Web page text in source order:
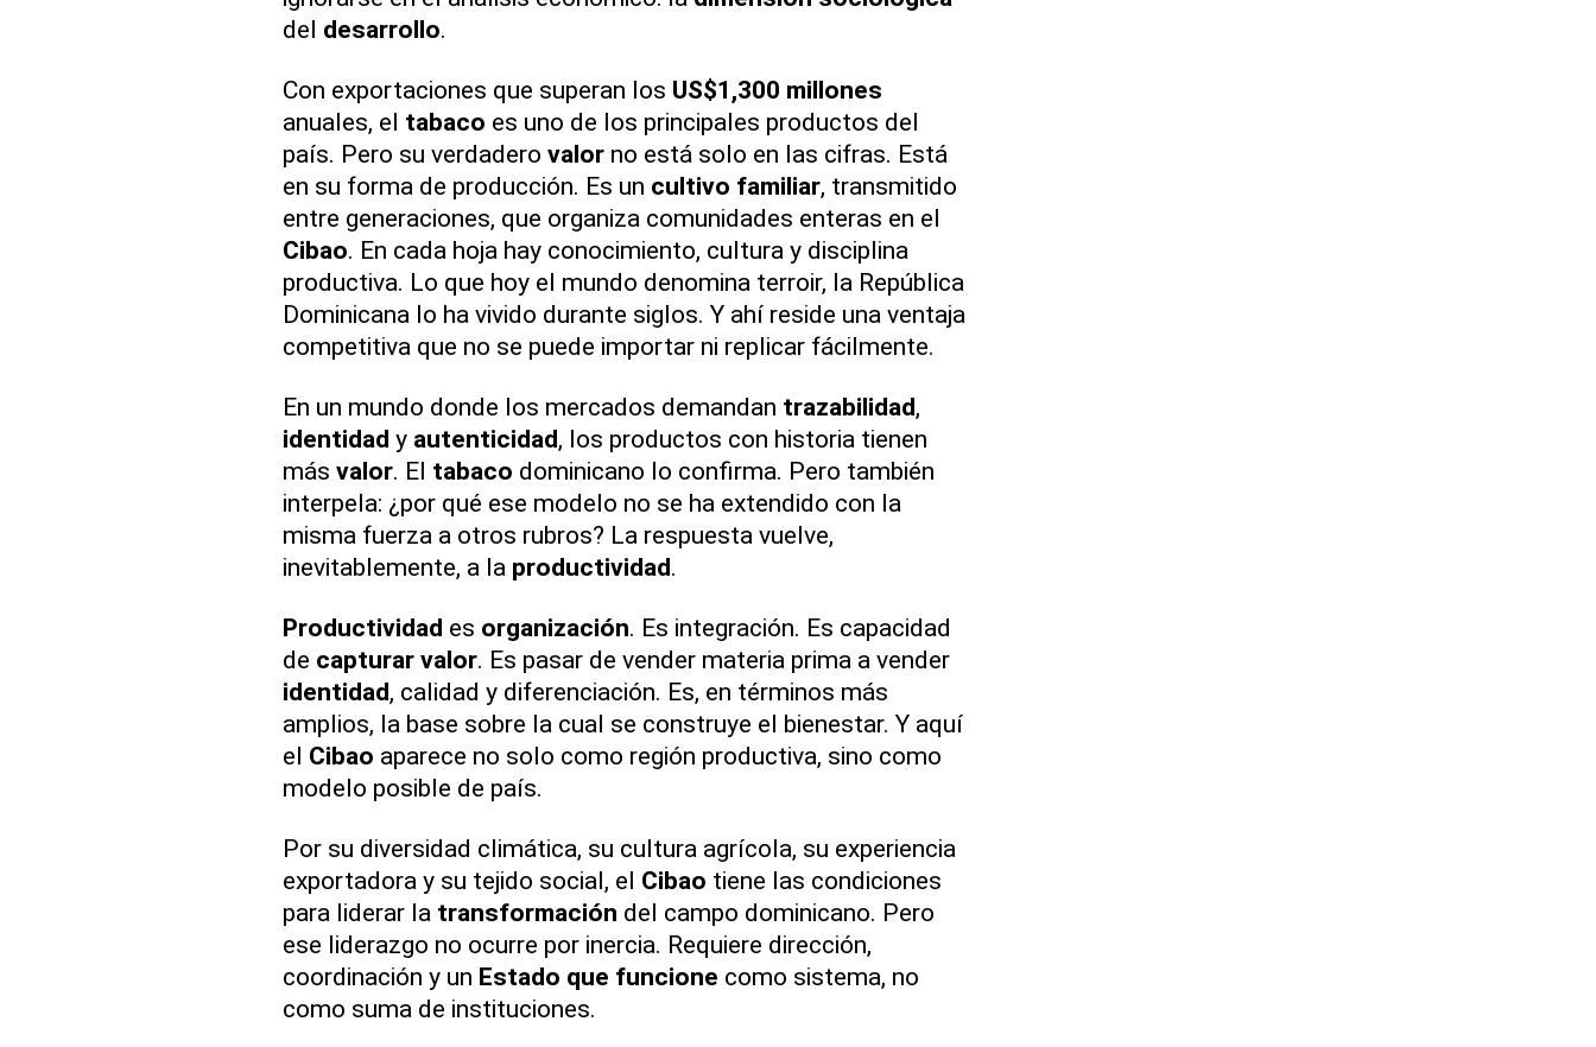
del desarrollo.
Con exportaciones que superan los US$1,300 millones
anuales, el tabaco es uno de los principales productos del
país. Pero su verdadero valorno está solo en las cifras. Está
en su forma de producción. Es un cultivo familiar, transmitido
entre generaciones, que organiza comunidades enteras en el
Cibao. En cada hoja hay conocimiento, cultura y disciplina
productiva. Lo que hoy el mundo denomina terroir, la República
Dominicana lo ha vivido durante siglos. Y ahí reside una ventaja
competitiva que no se puede importar ni replicar fácilmente.
En un mundo donde los mercados demandan trazabilidad,
identidad y autenticidad, los productos con historia tienen
más valor. El tabaco dominicano lo confirma. Pero también
interpela: ¿por qué ese modelo no se ha extendido con la
misma fuerza a otros rubros? La respuesta vuelve,
inevitablemente, a la productividad.
Productividad es organización. Es integración. Es capacidad
de capturar valor. Es pasar de vender materia prima a vender
identidad, calidad y diferenciación. Es, en términos más
amplios, la base sobre la cual se construye el bienestar. Y aquí
el Cibao aparece no solo como región productiva, sino como
modelo posible de país.
Por su diversidad climática, su cultura agrícola, su experiencia
exportadora y su tejido social, el Cibao tiene las condiciones
para liderar la transformación del campo dominicano. Pero
ese liderazgo no ocurre por inercia. Requiere dirección,
coordinación y un Estado que funcione como sistema, no
como suma de instituciones.